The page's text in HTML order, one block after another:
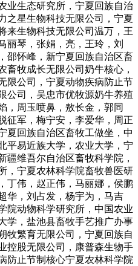
业生态研究所，宁夏回族自治
之星生物科技无限公司，宁夏
来生物科技无限公司温万，王
丽琴，张娟，亮，王玲，刘
邵怀峰，新宁夏回族自治区畜
畜牧成长无限公司奶牛核心，
限公司，宁夏动物疾病防止节
公司，吴忠市优牧源奶牛养殖
，周玉喷鼻，敖长金，郭同
征军，梅宁安，李爱华，周正
夏回族自治区畜牧工做坐，中
平易近族大学，农业大学，宁
疆维吾尔自治区畜牧科学院，
，宁夏农林科学院畜牧兽医研
丁伟，赵正伟，马丽娜，侯鹏
华，刘占发，杨宇为，马吉
院动物科学研究所，中国农业
学，盐池县畜牧手艺推广办事
牧繁育无限公司，宁夏回族自
控股无限公司，康普森生物手
防止节制核心宁夏农林科学院